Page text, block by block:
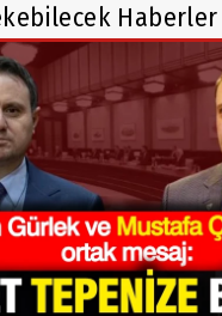
Haberler